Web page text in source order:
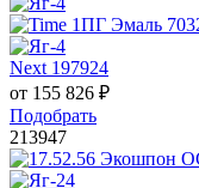
Next 197924
от 155 826 ₽
Подобрать
213947